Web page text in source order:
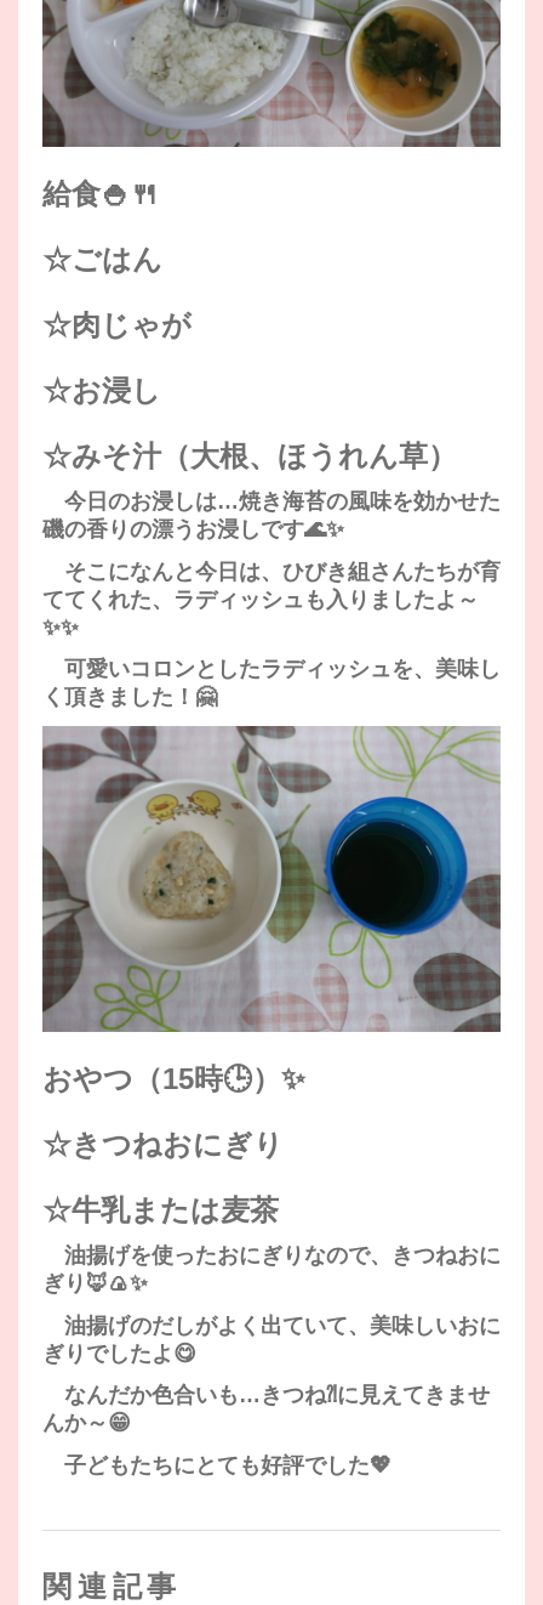
給食🍚🍴
☆ごはん
☆肉じゃが
☆お浸し
☆みそ汁（大根、ほうれん草）
今日のお浸しは…焼き海苔の風味を効かせた
磯の香りの漂うお浸しです🌊✨
そこになんと今日は、ひびき組さんたちが育
ててくれた、ラディッシュも入りましたよ～
✨✨
可愛いコロンとしたラディッシュを、美味し
く頂きました！🤗
おやつ（15時🕒）✨
☆きつねおにぎり
☆牛乳または麦茶
油揚げを使ったおにぎりなので、きつねおに
ぎり🦊🍙✨
油揚げのだしがよく出ていて、美味しいおに
ぎりでしたよ😋
なんだか色合いも…きつね⁈に見えてきませ
んか～😁
子どもたちにとても好評でした💖
関連記事